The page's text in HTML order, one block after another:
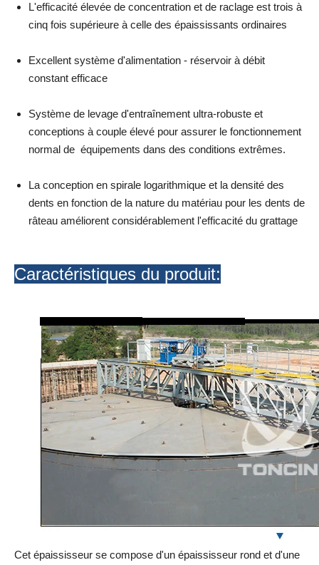
L'efficacité élevée de concentration et de raclage est trois à
cinq fois supérieure à celle des épaississants ordinaires
Excellent système d'alimentation - réservoir à débit
constant efficace
Système de levage d'entraînement ultra-robuste et
conceptions à couple élevé pour assurer le fonctionnement
normal de équipements dans des conditions extrêmes.
La conception en spirale logarithmique et la densité des
dents en fonction de la nature du matériau pour les dents de
râteau améliorent considérablement l'efficacité du grattage
Caractéristiques du produit:
Cet épaississeur se compose d'un épaississeur rond et d'une